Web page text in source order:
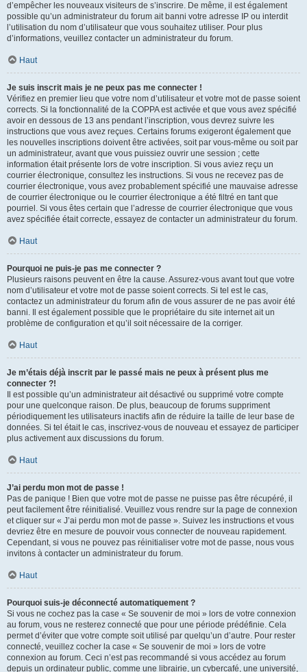
d’empêcher les nouveaux visiteurs de s’inscrire. De même, il est également
possible qu’un administrateur du forum ait banni votre adresse IP ou interdit
l’utilisation du nom d’utilisateur que vous souhaitez utiliser. Pour plus
d’informations, veuillez contacter un administrateur du forum.
Haut
Je suis inscrit mais je ne peux pas me connecter !
Vérifiez en premier lieu que votre nom d’utilisateur et votre mot de passe soient
corrects. Si la fonctionnalité de la COPPA est activée et que vous avez spécifié
avoir en dessous de 13 ans pendant l’inscription, vous devrez suivre les
instructions que vous avez reçues. Certains forums exigeront également que
les nouvelles inscriptions doivent être activées, soit par vous-même ou soit par
un administrateur, avant que vous puissiez ouvrir une session ; cette
information était présente lors de votre inscription. Si vous aviez reçu un
courrier électronique, consultez les instructions. Si vous ne recevez pas de
courrier électronique, vous avez probablement spécifié une mauvaise adresse
de courrier électronique ou le courrier électronique a été filtré en tant que
pourriel. Si vous êtes certain que l’adresse de courrier électronique que vous
avez spécifiée était correcte, essayez de contacter un administrateur du forum.
Haut
Pourquoi ne puis-je pas me connecter ?
Plusieurs raisons peuvent en être la cause. Assurez-vous avant tout que votre
nom d’utilisateur et votre mot de passe soient corrects. Si tel est le cas,
contactez un administrateur du forum afin de vous assurer de ne pas avoir été
banni. Il est également possible que le propriétaire du site internet ait un
problème de configuration et qu’il soit nécessaire de la corriger.
Haut
Je m’étais déjà inscrit par le passé mais ne peux à présent plus me
connecter ?!
Il est possible qu’un administrateur ait désactivé ou supprimé votre compte
pour une quelconque raison. De plus, beaucoup de forums suppriment
périodiquement les utilisateurs inactifs afin de réduire la taille de leur base de
données. Si tel était le cas, inscrivez-vous de nouveau et essayez de participer
plus activement aux discussions du forum.
Haut
J’ai perdu mon mot de passe !
Pas de panique ! Bien que votre mot de passe ne puisse pas être récupéré, il
peut facilement être réinitialisé. Veuillez vous rendre sur la page de connexion
et cliquer sur « J’ai perdu mon mot de passe ». Suivez les instructions et vous
devriez être en mesure de pouvoir vous connecter de nouveau rapidement.
Cependant, si vous ne pouvez pas réinitialiser votre mot de passe, nous vous
invitons à contacter un administrateur du forum.
Haut
Pourquoi suis-je déconnecté automatiquement ?
Si vous ne cochez pas la case « Se souvenir de moi » lors de votre connexion
au forum, vous ne resterez connecté que pour une période prédéfinie. Cela
permet d’éviter que votre compte soit utilisé par quelqu’un d’autre. Pour rester
connecté, veuillez cocher la case « Se souvenir de moi » lors de votre
connexion au forum. Ceci n’est pas recommandé si vous accédez au forum
depuis un ordinateur public, comme une librairie, un cybercafé, une université,